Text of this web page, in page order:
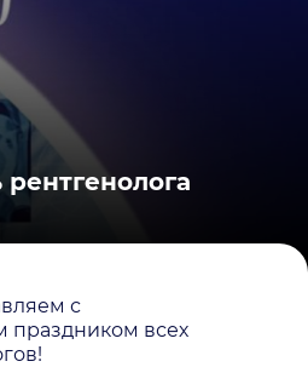
с
праздником всех